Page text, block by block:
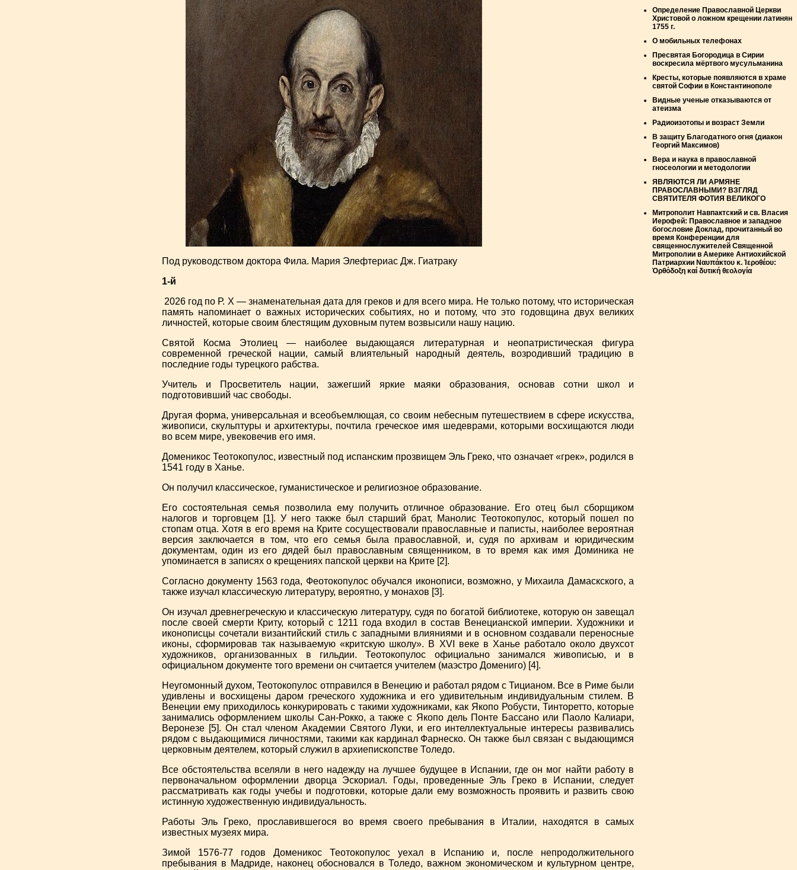
Под руководством доктора Фила. Мария Элефтериас Дж. Гиатраку
1-й
2026 год по Р. Х — знаменательная дата для греков и для всего мира. Не только потому, что историческая
память напоминает о важных исторических событиях, но и потому, что это годовщина двух великих
личностей, которые своим блестящим духовным путем возвысили нашу нацию.
Святой Косма Этолиец — наиболее выдающаяся литературная и неопатристическая фигура
современной греческой нации, самый влиятельный народный деятель, возродивший традицию в
последние годы турецкого рабства.
Учитель и Просветитель нации, зажегший яркие маяки образования, основав сотни школ и
подготовивший час свободы.
Другая форма, универсальная и всеобъемлющая, со своим небесным путешествием в сфере искусства,
живописи, скульптуры и архитектуры, почтила греческое имя шедеврами, которыми восхищаются люди
во всем мире, увековечив его имя.
Доменикос Теотокопулос, известный под испанским прозвищем Эль Греко, что означает «грек», родился в
1541 году в Ханье.
Он получил классическое, гуманистическое и религиозное образование.
Его состоятельная семья позволила ему получить отличное образование. Его отец был сборщиком
налогов и торговцем [1]. У него также был старший брат, Манолис Теотокопулос, который пошел по
стопам отца. Хотя в его время на Крите сосуществовали православные и паписты, наиболее вероятная
версия заключается в том, что его семья была православной, и, судя по архивам и юридическим
документам, один из его дядей был православным священником, в то время как имя Доминика не
упоминается в записях о крещениях папской церкви на Крите [2].
Согласно документу 1563 года, Феотокопулос обучался иконописи, возможно, у Михаила Дамаскского, а
также изучал классическую литературу, вероятно, у монахов [3].
Он изучал древнегреческую и классическую литературу, судя по богатой библиотеке, которую он завещал
после своей смерти Криту, который с 1211 года входил в состав Венецианской империи. Художники и
иконописцы сочетали византийский стиль с западными влияниями и в основном создавали переносные
иконы, сформировав так называемую «критскую школу». В XVI веке в Ханье работало около двухсот
художников, организованных в гильдии. Теотокопулос официально занимался живописью, и в
официальном документе того времени он считается учителем (маэстро Домениго) [4].
Неугомонный духом, Теотокопулос отправился в Венецию и работал рядом с Тицианом. Все в Риме были
удивлены и восхищены даром греческого художника и его удивительным индивидуальным стилем. В
Венеции ему приходилось конкурировать с такими художниками, как Якопо Робусти, Тинторетто, которые
занимались оформлением школы Сан-Рокко, а также с Якопо дель Понте Бассано или Паоло Калиари,
Веронезе [5]. Он стал членом Академии Святого Луки, и его интеллектуальные интересы развивались
рядом с выдающимися личностями, такими как кардинал Фарнеско. Он также был связан с выдающимся
церковным деятелем, который служил в архиепископстве Толедо.
Все обстоятельства вселяли в него надежду на лучшее будущее в Испании, где он мог найти работу в
первоначальном оформлении дворца Эскориал. Годы, проведенные Эль Греко в Испании, следует
рассматривать как годы учебы и подготовки, которые дали ему возможность проявить и развить свою
истинную художественную индивидуальность.
Работы Эль Греко, прославившегося во время своего пребывания в Италии, находятся в самых
известных музеях мира.
Зимой 1576-77 годов Доменикос Теотокопулос уехал в Испанию и, после непродолжительного
пребывания в Мадриде, наконец обосновался в Толедо, важном экономическом и культурном центре,
Oпределение Православной Церкви
Христовой о ложном крещении латинян
1755 г.
О мобильных телефонах
Пресвятая Богородица в Сирии
воскресила мёртвого мусульманина
Кресты, которые появляются в храме
святой Софии в Константинополе
Видные ученые отказываются от
атеизма
Радиоизотопы и возраст Земли
В защиту Благодатного огня (диакон
Георгий Максимов)
Вера и наука в православной
гносеологии и методологии
ЯВЛЯЮТСЯ ЛИ АРМЯНЕ
ПРАВОСЛАВНЫМИ? ВЗГЛЯД
СВЯТИТЕЛЯ ФОТИЯ ВЕЛИКОГО
Митрополит Навпактский и св. Власия
Иерофей: Православное и западное
богословие Доклад, прочитанный во
время Конференции для
священнослужителей Священной
Митрополии в Америке Антиохийской
Патриархии Ναυπάκτου κ. Ἱεροθέου:
Ὀρθόδοξη καί δυτική θεολογία